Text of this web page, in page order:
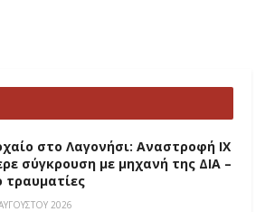
στο Λαγονήσι: Αναστροφή ΙΧ
σύγκρουση με μηχανή της ΔΙΑ –
τραυματίες
2026